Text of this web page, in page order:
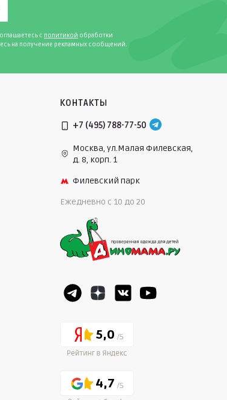
с политикой обработки
на получение рекламных сообщений.
КОНТАКТЫ
+7 (495) 788-77-50
Москва, ул.Малая Филевская,
д. 8, корп. 1
Филевский парк
Ежедневно c 10 до 20
5,0
4,7